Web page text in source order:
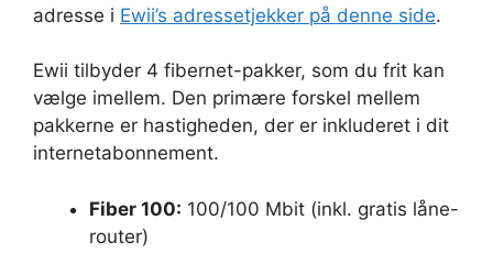
adresse i Ewii’s adressetjekker på denne side.
Ewii tilbyder 4 fibernet-pakker, som du frit kan
vælge imellem. Den primære forskel mellem
pakkerne er hastigheden, der er inkluderet i dit
internetabonnement.
Fiber 100: 100/100 Mbit (inkl. gratis låne-
router)